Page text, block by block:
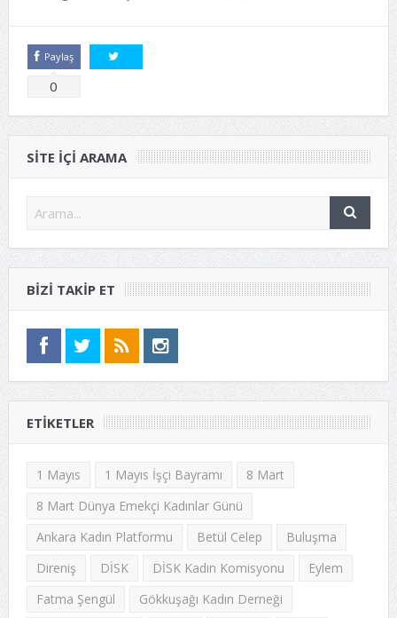
Paylaş
0
SITE IÇI ARAMA
BIZI TAKIP ET
ETIKETLER
1 Mayıs 1 Mayıs İşçi Bayramı
8 Mart
8 Mart Dünya Emekçi Kadınlar Günü
Ankara Kadın Platformu
Betül Celep
Buluşma
Direniş
DİSK DİSK Kadın Komisyonu
Eylem
Fatma Şengül
Gökkuşağı Kadın Derneği